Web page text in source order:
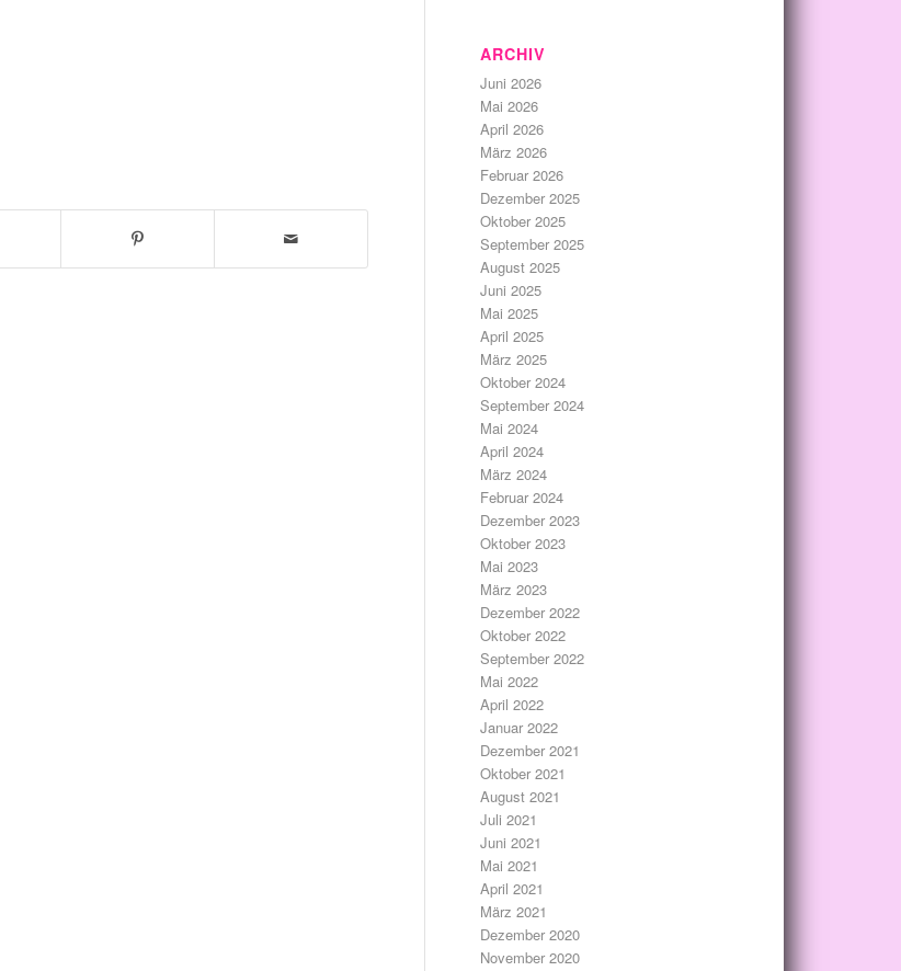
ARCHIV
Juni 2026
Mai 2026
April 2026
März 2026
Februar 2026
Dezember 2025
Oktober 2025
September 2025
August 2025
Juni 2025
Mai 2025
April 2025
März 2025
Oktober 2024
September 2024
Mai 2024
April 2024
März 2024
Februar 2024
Dezember 2023
Oktober 2023
Mai 2023
März 2023
Dezember 2022
Oktober 2022
September 2022
Mai 2022
April 2022
Januar 2022
Dezember 2021
Oktober 2021
August 2021
Juli 2021
Juni 2021
Mai 2021
April 2021
März 2021
Dezember 2020
November 2020